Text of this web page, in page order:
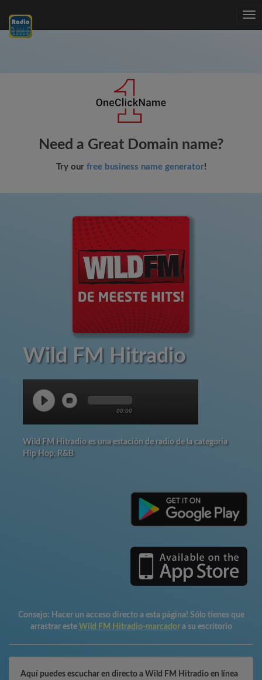
Need a Great Domain name?
Try our free business name generator!
Wild FM Hitradio
00:00
Wild FM Hitradio es una estación de radio de la categoría
Hip Hop, R&B
Consejo: Hacer un acceso directo a esta página! Sólo tienes que
arrastrar este Wild FM Hitradio-marcador a su escritorio
Aquí puedes escuchar en directo a Wild FM Hitradio en línea